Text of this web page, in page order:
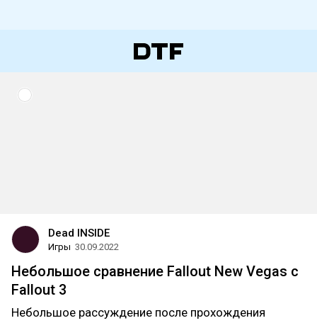
Dead INSIDE
Игры 30.09.2022
Небольшое сравнение Fallout New Vegas с
Fallout 3
Небольшое рассуждение после прохождения